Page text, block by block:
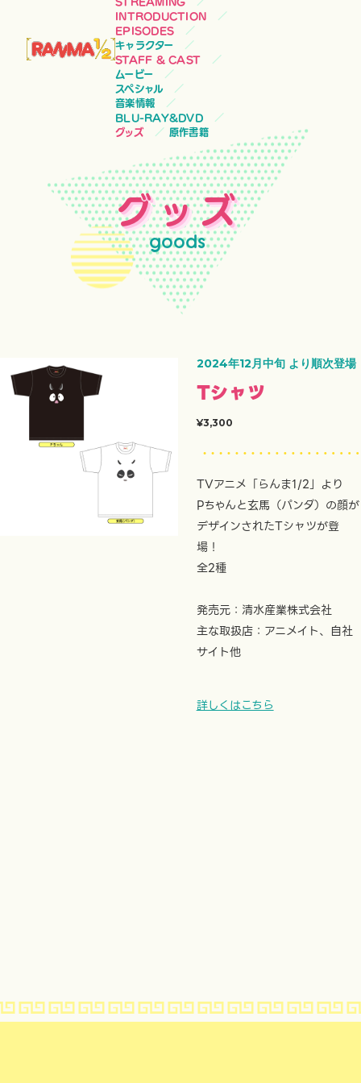
INTRODUCTION
EPISODES
キャラクター
STAFF & CAST
ムービー
スペシャル
音楽情報
BLU-RAY&DVD
グッズ
原作書籍
グッズ
goods
2024年12月中旬 より順次登場
Tシャツ
¥3,300
TVアニメ「らんま1/2」より
Pちゃんと玄馬（パンダ）の顔が
デザインされたTシャツが登
場！
全2種
発売元：清水産業株式会社
主な取扱店：アニメイト、自社
サイト他
詳しくはこちら